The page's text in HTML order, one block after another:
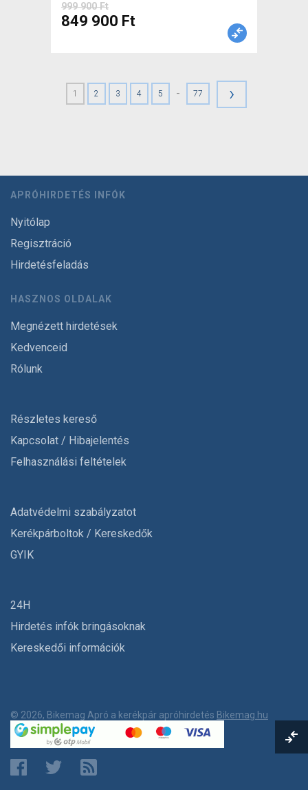
999 900 Ft
849 900 Ft
1 2 3 4 5 - 77 ›
APRÓHIRDETÉS INFÓK
Nyitólap
Regisztráció
Hirdetésfeladás
HASZNOS OLDALAK
Megnézett hirdetések
Kedvenceid
Rólunk
Részletes kereső
Kapcsolat / Hibajelentés
Felhasználási feltételek
Adatvédelmi szabályzatot
Kerékpárboltok / Kereskedők
GYIK
24H
Hirdetés infók bringásoknak
Kereskedői információk
© 2026, Bikemag Apró a kerékpár apróhirdetés Bikemag.hu